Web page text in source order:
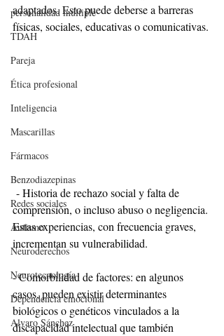
personalidad múltiple
TDAH
Pareja
Ética profesional
Inteligencia
Mascarillas
Fármacos
Benzodiazepinas
Redes sociales
Autismo
Neuroderechos
Neurotecnología
Dependencia emocional
Alvaro Sánchez
adaptados. Esto puede deberse a barreras
físicas, sociales, educativas o comunicativas.
- Historia de rechazo social y falta de
comprensión, o incluso abuso o negligencia.
Estas experiencias, con frecuencia graves,
incrementan su vulnerabilidad.
- Comorbilidad de factores: en algunos
casos, pueden existir determinantes
biológicos o genéticos vinculados a la
discapacidad intelectual que también